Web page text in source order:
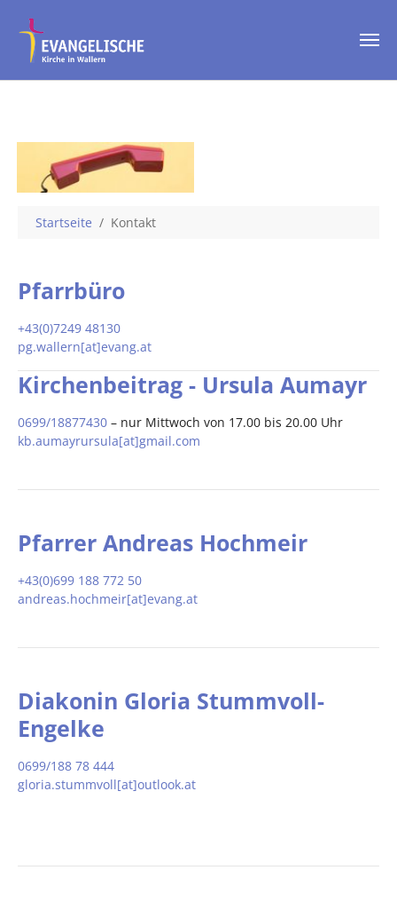
You are here:
Startseite Kontakt
Pfarrbüro
+43(0)7249 48130
pg.wallern[at]evang.at
Kirchenbeitrag - Ursula Aumayr
0699/18877430 – nur Mittwoch von 17.00 bis 20.00 Uhr
kb.aumayrursula[at]gmail.com
Pfarrer Andreas Hochmeir
+43(0)699 188 772 50
andreas.hochmeir[at]evang.at
Diakonin Gloria Stummvoll-
Engelke
0699/188 78 444
gloria.stummvoll[at]outlook.at